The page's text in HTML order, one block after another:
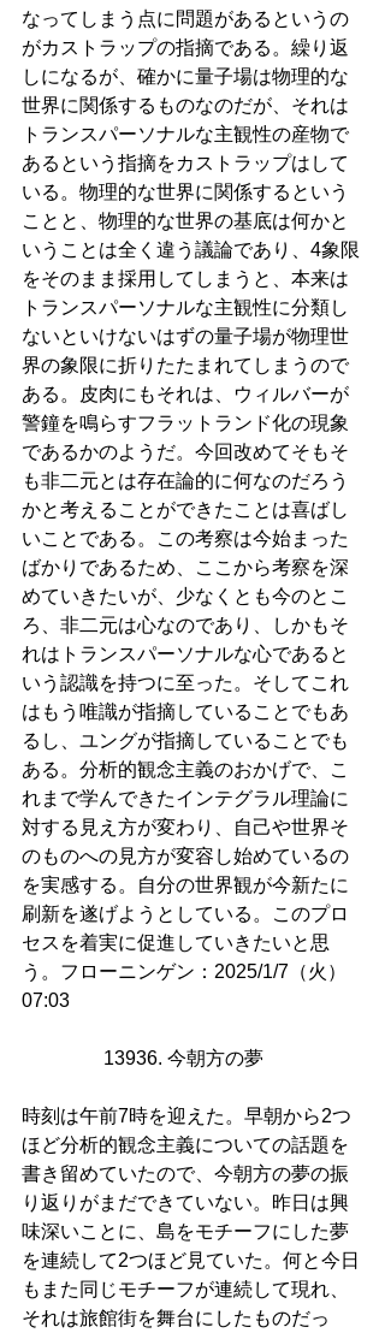
なってしまう点に問題があるというの
がカストラップの指摘である。繰り返
しになるが、確かに量子場は物理的な
世界に関係するものなのだが、それは
トランスパーソナルな主観性の産物で
あるという指摘をカストラップはして
いる。物理的な世界に関係するという
ことと、物理的な世界の基底は何かと
いうことは全く違う議論であり、4象限
をそのまま採用してしまうと、本来は
トランスパーソナルな主観性に分類し
ないといけないはずの量子場が物理世
界の象限に折りたたまれてしまうので
ある。皮肉にもそれは、ウィルバーが
警鐘を鳴らすフラットランド化の現象
であるかのようだ。今回改めてそもそ
も非二元とは存在論的に何なのだろう
かと考えることができたことは喜ばし
いことである。この考察は今始まった
ばかりであるため、ここから考察を深
めていきたいが、少なくとも今のとこ
ろ、非二元は心なのであり、しかもそ
れはトランスパーソナルな心であると
いう認識を持つに至った。そしてこれ
はもう唯識が指摘していることでもあ
るし、ユングが指摘していることでも
ある。分析的観念主義のおかげで、こ
れまで学んできたインテグラル理論に
対する見え方が変わり、自己や世界そ
のものへの見方が変容し始めているの
を実感する。自分の世界観が今新たに
刷新を遂げようとしている。このプロ
セスを着実に促進していきたいと思
う。フローニンゲン：2025/1/7（火）
07:03
13936. 今朝方の夢
時刻は午前7時を迎えた。早朝から2つ
ほど分析的観念主義についての話題を
書き留めていたので、今朝方の夢の振
り返りがまだできていない。昨日は興
味深いことに、島をモチーフにした夢
を連続して2つほど見ていた。何と今日
もまた同じモチーフが連続して現れ、
それは旅館街を舞台にしたものだっ